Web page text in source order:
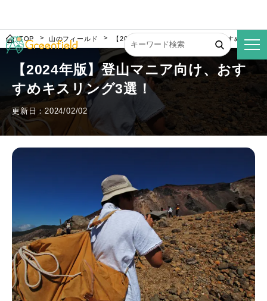
TOP 山のフィールド 【2024年版】登山マニア向け、おすすめキスリ
【2024年版】登山マニア向け、おす
すめキスリング3選！
更新日：2024/02/02